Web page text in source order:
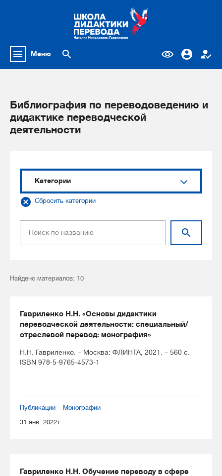
Меню
Библиография по переводоведению и
дидактике переводческой
деятельности
Категории
Сбросить категории
Найдено материалов: 10
Гавриленко Н.Н. «Основы дидактики
переводческой деятельности: специальный/
отраслевой перевод: монография»
Н.Н. Гавриленко. – Москва: ФЛИНТА, 2021. – 560 с.
ISBN 978-5-9765-4573-1
Публикации
Монографии
31 янв. 2022 г.
Гавриленко Н.Н. Обучение переводу в сфере